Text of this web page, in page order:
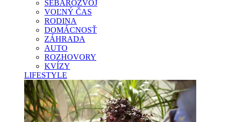
SEBAROZVOJ
VOĽNÝ ČAS
RODINA
DOMÁCNOSŤ
ZÁHRADA
AUTO
ROZHOVORY
KVÍZY
LIFESTYLE